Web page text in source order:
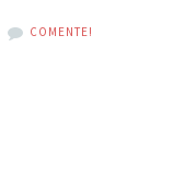
COMENTE!